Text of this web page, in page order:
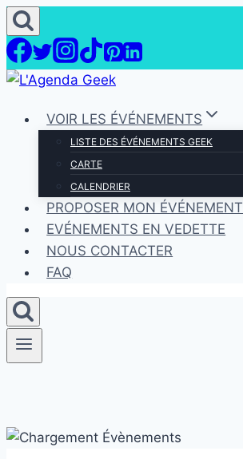
Aller
au
contenu
VOIR LES ÉVÉNEMENTS
LISTE DES ÉVÉNEMENTS GEEK
CARTE
CALENDRIER
PROPOSER MON ÉVÉNEMENT
EVÉNEMENTS EN VEDETTE
NOUS CONTACTER
FAQ